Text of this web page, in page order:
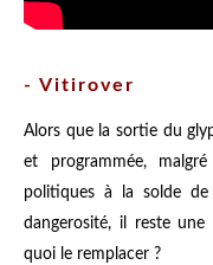
- Vitirover
Alors que la sortie du
et programmée,
politiques à la solde
dangerosité, il reste
quoi le remplacer ?